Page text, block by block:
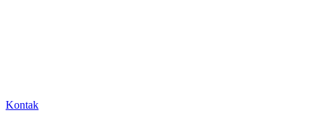
Kontak